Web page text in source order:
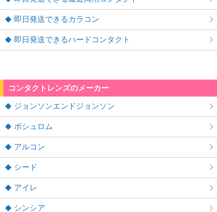
即日発送できるカラコン
即日発送できるハードコンタクト
コンタクトレンズのメーカー
ジョンソンエンドジョンソン
ボシュロム
アルコン
シード
アイレ
シンシア